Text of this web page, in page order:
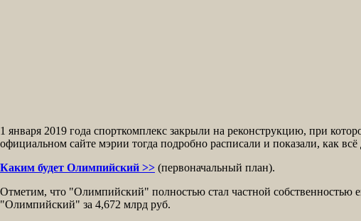
1 января 2019 года спорткомплекс закрыли на реконструкцию, при
официальном сайте мэрии тогда подробно расписали и показали, как
Каким будет Олимпийский >> (первоначальный план).
Отметим, что "Олимпийский" полностью стал частной собственностью
"Олимпийский" за 4,672 млрд руб.